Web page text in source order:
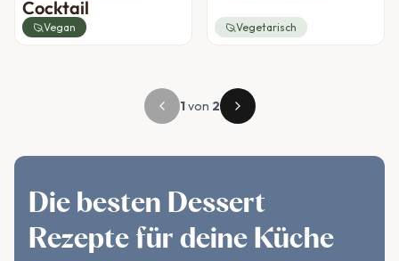
Cocktail
Vegan Vegetarisch
1von 2
Die besten Dessert
Rezepte für deine Küche